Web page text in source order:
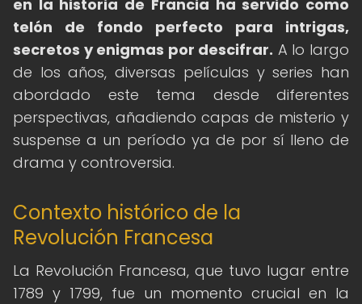
en la historia de Francia ha servido como
telón de fondo perfecto para intrigas,
secretos y enigmas por descifrar. A lo largo
de los años, diversas películas y series han
abordado este tema desde diferentes
perspectivas, añadiendo capas de misterio y
suspense a un período ya de por sí lleno de
drama y controversia.
Contexto histórico de la
Revolución Francesa
La Revolución Francesa, que tuvo lugar entre
1789 y 1799, fue un momento crucial en la